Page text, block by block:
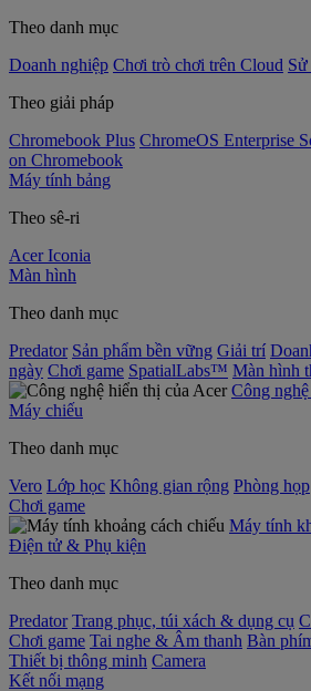
Theo danh mục
Doanh nghiệp Chơi trò chơi trên Cloud
Theo giải pháp
Chromebook Plus ChromeOS Enterprise
on Chromebook
Máy tính bảng
Theo sê-ri
Acer Iconia
Màn hình
Theo danh mục
Predator Sản phẩm bền vững Giải trí
ngày Chơi game SpatialLabs™ Màn hình
Công
Máy chiếu
Theo danh mục
Vero Lớp học Không gian rộng Phòng họp
Chơi game
Máy tính
Điện tử & Phụ kiện
Theo danh mục
Predator Trang phục, túi xách & dụng cụ
Chơi game Tai nghe & Âm thanh Bàn
Thiết bị thông minh Camera
Kết nối mạng